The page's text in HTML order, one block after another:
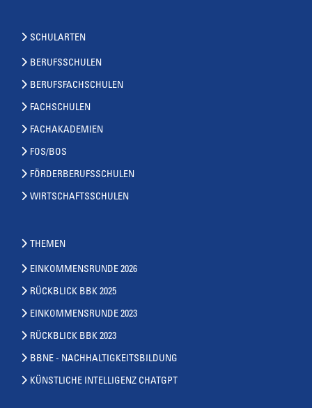
SCHULARTEN
BERUFSSCHULEN
BERUFSFACHSCHULEN
FACHSCHULEN
FACHAKADEMIEN
FOS/BOS
FÖRDERBERUFSSCHULEN
WIRTSCHAFTSSCHULEN
THEMEN
EINKOMMENSRUNDE 2026
RÜCKBLICK BBK 2025
EINKOMMENSRUNDE 2023
RÜCKBLICK BBK 2023
BBNE - NACHHALTIGKEITSBILDUNG
KÜNSTLICHE INTELLIGENZ CHATGPT